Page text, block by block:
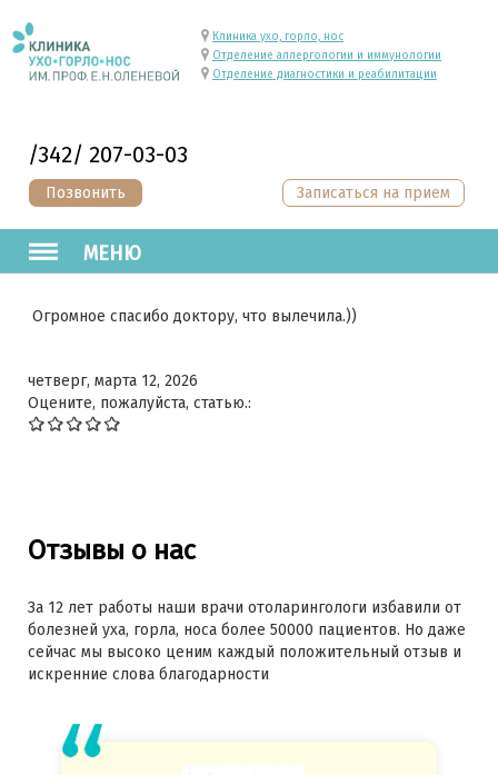
/342/ 207-03-03
Позвонить
Клиника ухо, горло, нос
Отделение аллергологии и иммунологии
Отделение диагностики и реабилитации
МЕНЮ
Записаться на прием
Огромное спасибо доктору, что вылечила.))
четверг, марта 12, 2026
Оцените, пожалуйста, статью.:
Отзывы о нас
За 12 лет работы наши врачи отоларингологи избавили от
болезней уха, горла, носа более 50000 пациентов. Но даже
сейчас мы высоко ценим каждый положительный отзыв и
искренние слова благодарности